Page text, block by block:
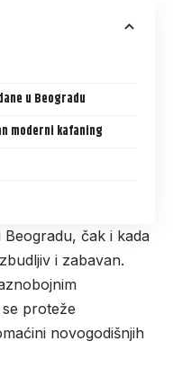
u Beogradu
moderni kafaning
čak i kada
i zabavan.
proteže
novogodišnjih